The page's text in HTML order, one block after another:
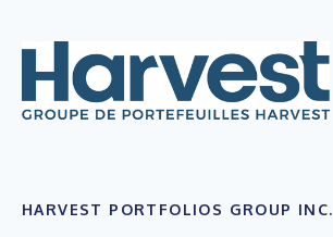
HARVEST PORTFOLIOS GROUP INC.